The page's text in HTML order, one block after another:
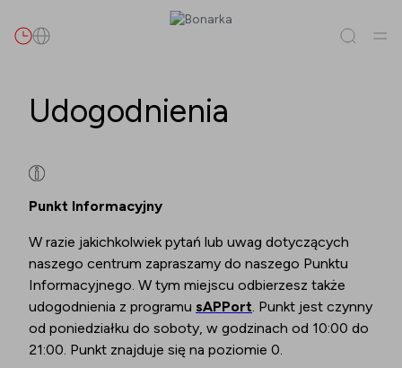
Najemcy
Promocje
Wydarzenia
Udogodnienia
Punkt Informacyjny
W razie jakichkolwiek pytań lub uwag dotyczących
naszego centrum zapraszamy do naszego Punktu
Informacyjnego. W tym miejscu odbierzesz także
udogodnienia z programu sAPPort. Punkt jest czynny
od poniedziałku do soboty, w godzinach od 10:00 do
21:00. Punkt znajduje się na poziomie 0.